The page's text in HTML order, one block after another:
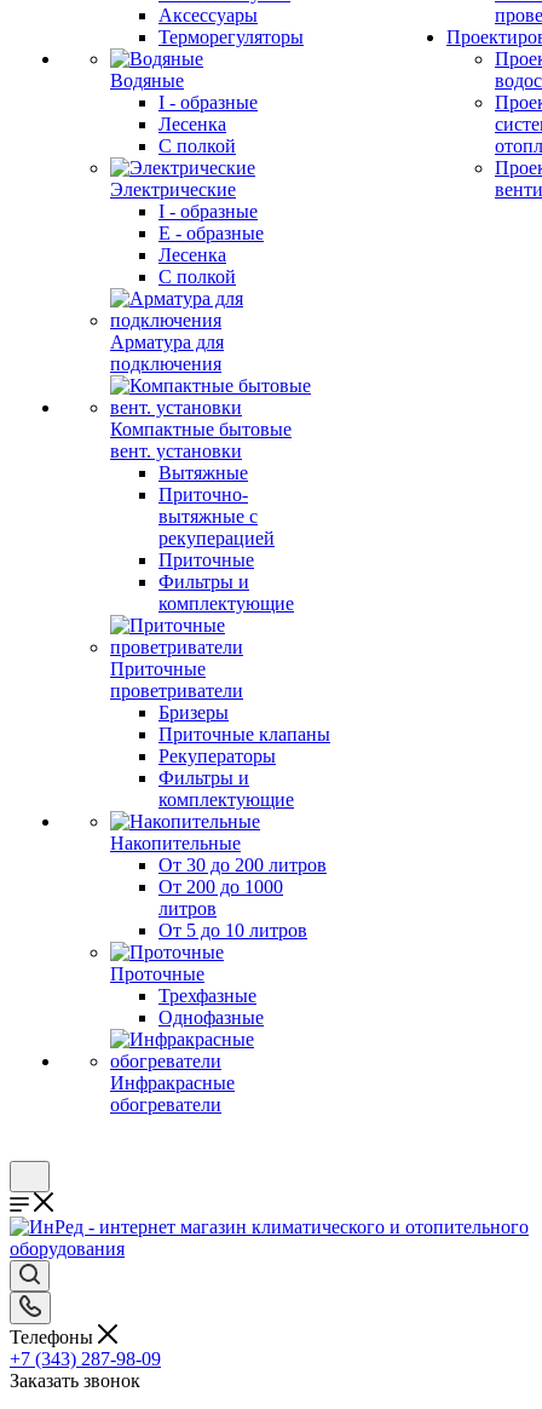
Аксессуары
Терморегуляторы
Водяные
I - образные
Лесенка
С полкой
Электрические
I - образные
E - образные
Лесенка
С полкой
Арматура для
подключения
Компактные бытовые
вент. установки
Вытяжные
Приточно-
вытяжные с
рекуперацией
Приточные
Фильтры и
комплектующие
Приточные
проветриватели
Бризеры
Приточные клапаны
Рекуператоры
Фильтры и
комплектующие
Накопительные
От 30 до 200 литров
От 200 до 1000
литров
От 5 до 10 литров
Проточные
Трехфазные
Однофазные
Инфракрасные
обогреватели
Телефоны
+7 (343) 287-98-09
Заказать звонок